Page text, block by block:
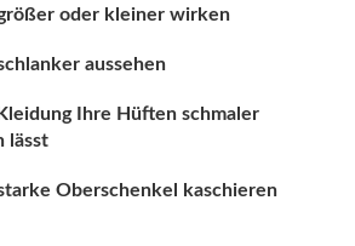
oder kleiner wirken
aussehen
Ihre Hüften schmaler
lässt
Oberschenkel kaschieren